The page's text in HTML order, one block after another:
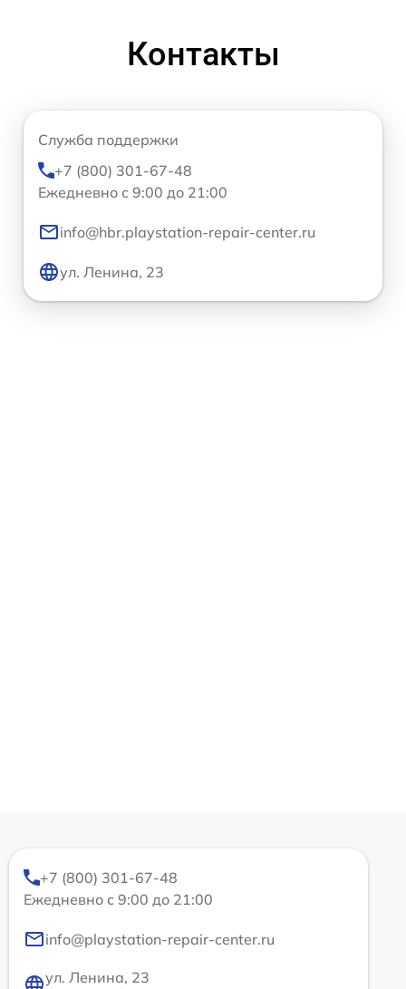
Контакты
Служба поддержки
+7 (800) 301-67-48
Ежедневно с 9:00 до 21:00
info@hbr.playstation-repair-center.ru
ул. Ленина, 23
+7 (800) 301-67-48
Ежедневно с 9:00 до 21:00
info@playstation-repair-center.ru
ул. Ленина, 23